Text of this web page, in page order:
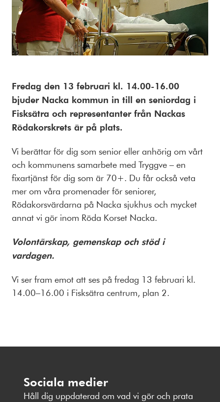
Fredag den 13 februari kl. 14.00-16.00
bjuder Nacka kommun in till en seniordag i
Fisksätra och representanter från Nackas
Rödakorskrets är på plats.
Vi berättar för dig som senior eller anhörig om vårt
och kommunens samarbete med Tryggve – en
fixartjänst för dig som är 70+. Du får också veta
mer om våra promenader för seniorer,
Rödakorsvärdarna på Nacka sjukhus och mycket
annat vi gör inom Röda Korset Nacka.
Volontärskap, gemenskap och stöd i
vardagen.
Vi ser fram emot att ses på fredag 13 februari kl.
14.00–16.00 i Fisksätra centrum, plan 2.
Sociala medier
Håll dig uppdaterad om vad vi gör och prata